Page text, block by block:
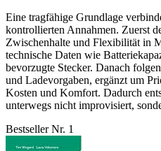
Eine tragfähige Grundlage
kontrollierten Annahmen. Zuerst
Zwischenhalte und Flexibilität in
technische Daten wie
bevorzugte Stecker. Danach
und Ladevorgaben, ergänzt um
Kosten und Komfort. Dadurch
unterwegs nicht improvisiert,
Bestseller Nr. 1